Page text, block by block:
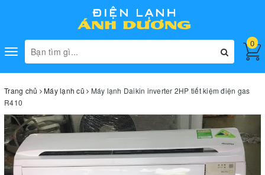
Toggle
navigation
0
Trang chủ Máy lạnh cũ
Máy lạnh Daikin inverter 2HP tiết kiệm điện gas
R410